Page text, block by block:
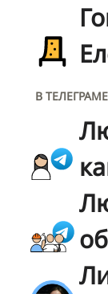
В ТЕЛЕГРАМЕ